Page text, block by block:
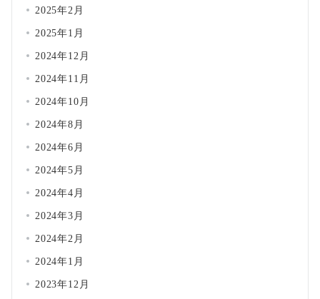
2025年2月
2025年1月
2024年12月
2024年11月
2024年10月
2024年8月
2024年6月
2024年5月
2024年4月
2024年3月
2024年2月
2024年1月
2023年12月